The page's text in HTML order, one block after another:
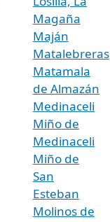
Magaña
Maján
Matalebreras
Matamala
de Almazán
Medinaceli
Miño de
Medinaceli
Miño de
San
Esteban
Molinos de